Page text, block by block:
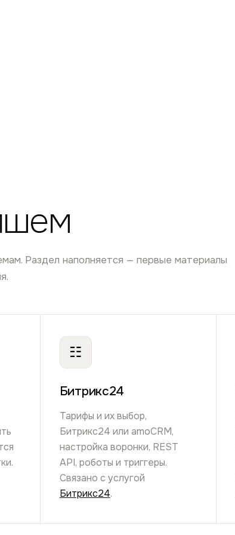
Раздел наполняется — первые материалы
☷
Битрикс24
Тарифы и их выбор,
Битрикс24 или amoCRM,
настройка воронки, REST
API, роботы и триггеры.
Связано с услугой
Битрикс24.